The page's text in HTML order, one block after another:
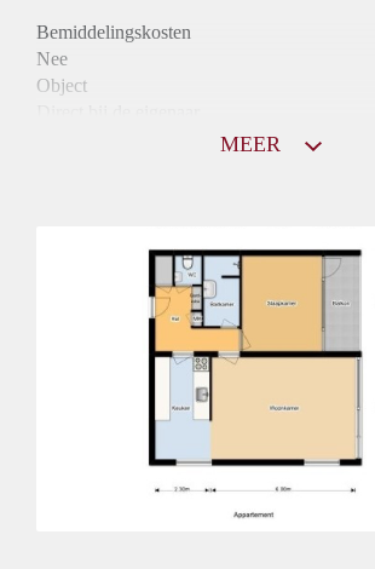
Bemiddelingskosten
Nee
Object
MEER